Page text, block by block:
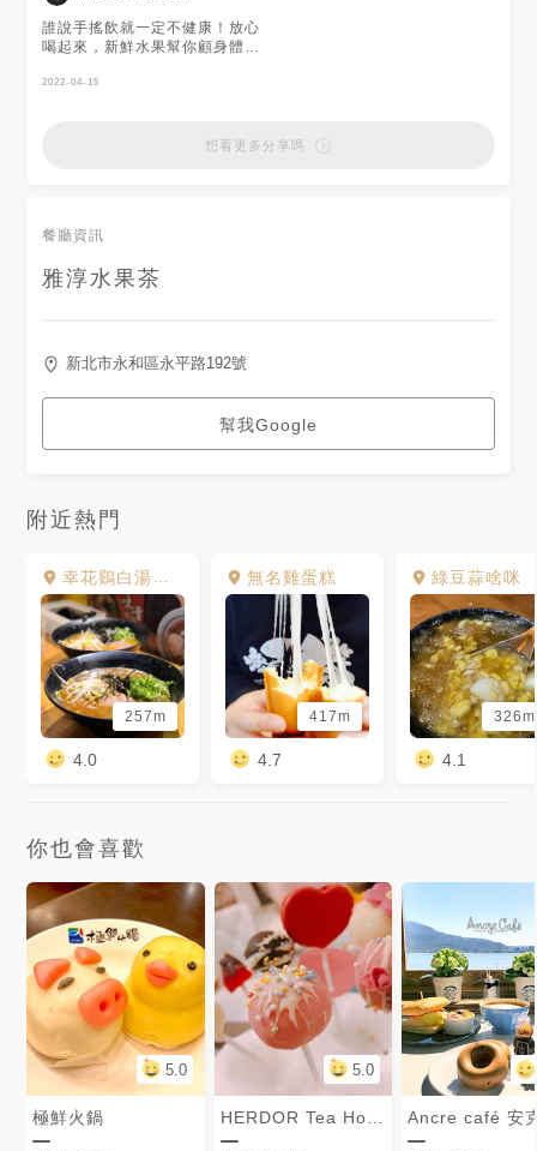
誰說手搖飲就一定不健康！放心
喝起來，新鮮水果幫你顧身體！
金鑽鳳梨可不是只用來熬煮喔！
子撕開把金鑽鳳梨吃掉，忍得住
2022-04-15
想看更多分享嗎
餐廳資訊
雅淳水果茶
新北市永和區永平路192號
幫我Google
附近熱門
幸花鷄白湯拉麵專門店.樂華店
257m
4.0
無名雞蛋糕
417m
4.7
綠豆蒜啥咪
326m
4.1
你也會喜歡
5.0
極鮮火鍋
5.0
HERDOR Tea House